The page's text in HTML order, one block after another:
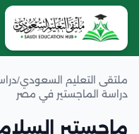
ملتقى التعليم السعودي/
دراسة الماجستير في مصر
ماجستير